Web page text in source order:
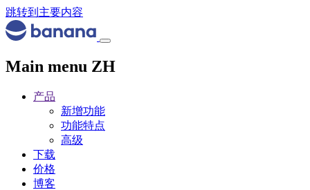
跳转到主要内容
Main menu ZH
产品
新增功能
功能特点
高级
下载
价格
博客